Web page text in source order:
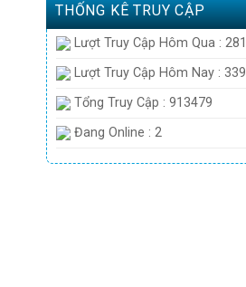
THỐNG KÊ TRUY CẬP
Lượt Truy Cập Hôm Qua : 281
Lượt Truy Cập Hôm Nay : 339
Tổng Truy Cập : 913479
Đang Online : 2